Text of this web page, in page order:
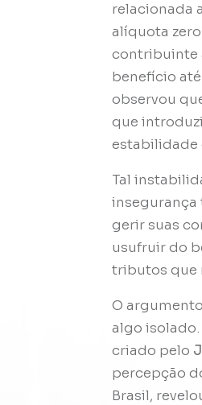
relacionada
alíquota
contribuinte
benefício
observou
que
estabilidade
Tal
insegurança
gerir suas
usufruir do
tributos que
O
algo isolado.
criado pelo
percepção
Brasil,